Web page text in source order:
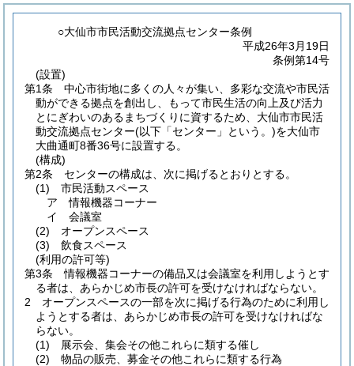
○大仙市市民活動交流拠点センター条例
平成26年3月19日
条例第14号
(設置)
第1条
中心市街地に多くの人々が集い、多彩な交流や市民活
動ができる拠点を創出し、もって市民生活の向上及び活力
とにぎわいのあるまちづくりに資するため、大仙市市民活
動交流拠点センター(以下「センター」という。)を大仙市
大曲通町8番36号に設置する。
(構成)
第2条
センターの構成は、次に掲げるとおりとする。
(1)
市民活動スペース
ア
情報機器コーナー
イ
会議室
(2)
オープンスペース
(3)
飲食スペース
(利用の許可等)
第3条
情報機器コーナーの備品又は会議室を利用しようとす
る者は、あらかじめ市長の許可を受けなければならない。
2
オープンスペースの一部を次に掲げる行為のために利用し
ようとする者は、あらかじめ市長の許可を受けなければな
らない。
(1)
展示会、集会その他これらに類する催し
(2)
物品の販売、募金その他これらに類する行為